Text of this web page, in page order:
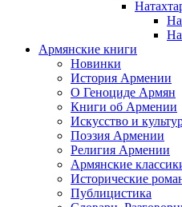
Армянские книги
Новинки
История Армении
О Геноциде Армян
Книги об Армении
Иcкусство и
Поэзия Армении
Религия Армении
Армянские
Исторические
Публицистика